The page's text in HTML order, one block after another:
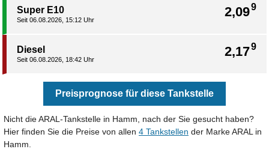
2,099
Super E10
Seit 06.08.2026, 15:12 Uhr
2,179
Diesel
Seit 06.08.2026, 18:42 Uhr
Preisprognose für diese Tankstelle
Nicht die ARAL-Tankstelle in Hamm, nach der Sie gesucht haben?
Hier finden Sie die Preise von allen 4 Tankstellen der Marke ARAL in
Hamm.